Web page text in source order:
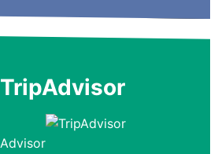
TripAdvisor